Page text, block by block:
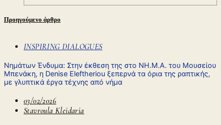
Προηγούμενο άρθρο
INSPIRING DIALOGUES
Nημάτων Ένδυμα: Στην έκθεση της στο ΝΗ.Μ.Α. του Μουσείου
Μπενάκη, η Denise Eleftheriou ξεπερνά τα όρια της ραπτικής,
με γλυπτικά έργα τέχνης από νήμα
03/02/2026
Stavroula Kleidaria